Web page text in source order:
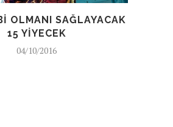
OLMANI SAĞLAYACAK
15 YIYECEK
04/10/2016